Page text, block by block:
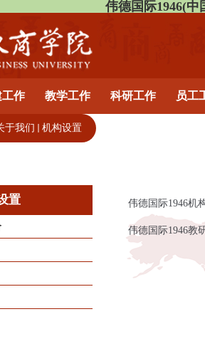
伟德国际1946(中
工作 教学工作 科研工作 员工
置 伟德国际1946机
伟德国际1946教
于我们 机构设置